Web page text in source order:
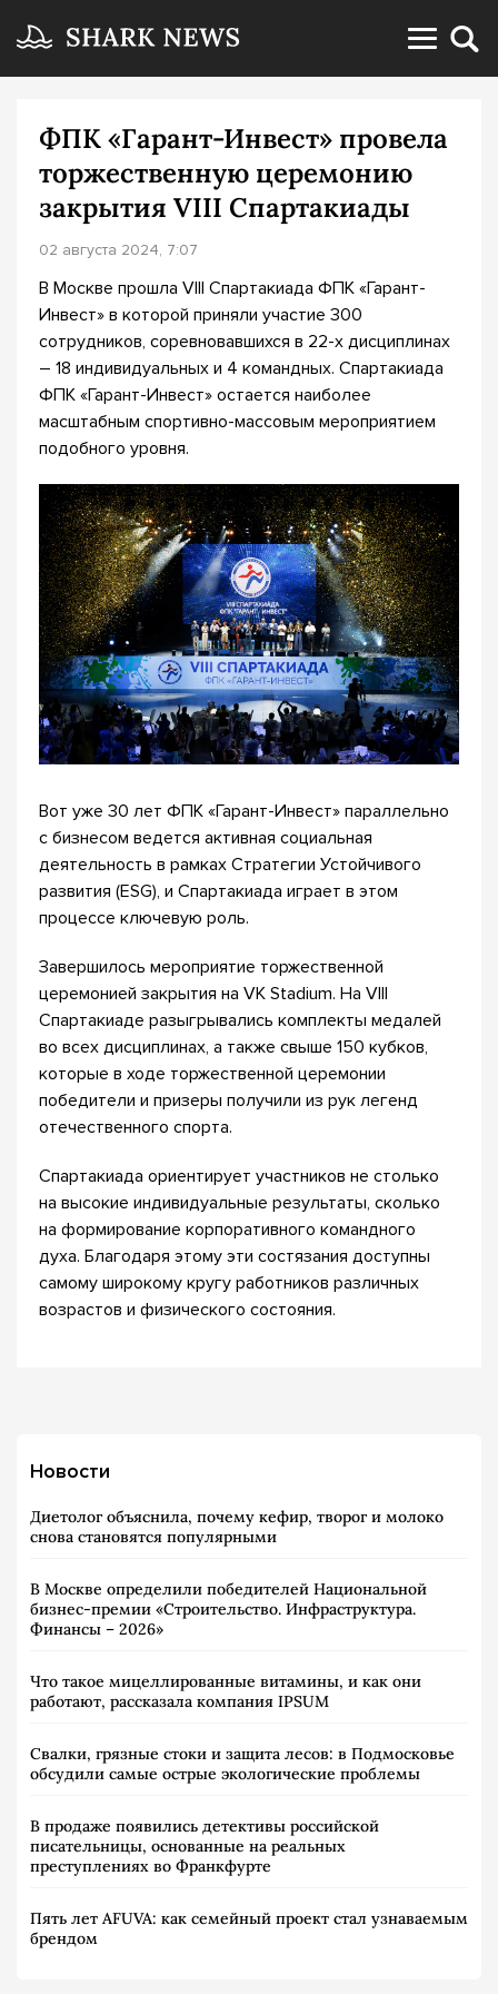
ФПК «Гарант-Инвест» провела
торжественную церемонию
закрытия VIII Спартакиады
02 августа 2024, 7:07
В Москве прошла VIII Спартакиада ФПК «Гарант-
Инвест» в которой приняли участие 300
сотрудников, соревновавшихся в 22-х дисциплинах
– 18 индивидуальных и 4 командных. Спартакиада
ФПК «Гарант-Инвест» остается наиболее
масштабным спортивно-массовым мероприятием
подобного уровня.
Вот уже 30 лет ФПК «Гарант-Инвест» параллельно
с бизнесом ведется активная социальная
деятельность в рамках Стратегии Устойчивого
развития (ESG), и Спартакиада играет в этом
процессе ключевую роль.
Завершилось мероприятие торжественной
церемонией закрытия на VK Stadium. На VIII
Спартакиаде разыгрывались комплекты медалей
во всех дисциплинах, а также свыше 150 кубков,
которые в ходе торжественной церемонии
победители и призеры получили из рук легенд
отечественного спорта.
Спартакиада ориентирует участников не столько
на высокие индивидуальные результаты, сколько
на формирование корпоративного командного
духа. Благодаря этому эти состязания доступны
самому широкому кругу работников различных
возрастов и физического состояния.
Новости
Диетолог объяснила, почему кефир, творог и молоко
снова становятся популярными
В Москве определили победителей Национальной
бизнес-премии «Строительство. Инфраструктура.
Финансы – 2026»
Что такое мицеллированные витамины, и как они
работают, рассказала компания IPSUM
Свалки, грязные стоки и защита лесов: в Подмосковье
обсудили самые острые экологические проблемы
В продаже появились детективы российской
писательницы, основанные на реальных
преступлениях во Франкфурте
Пять лет AFUVA: как семейный проект стал узнаваемым
брендом